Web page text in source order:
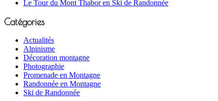
Le Tour du Mont Thabor en Ski de Randonnée
Catégories
Actualités
Alpinisme
Décoration montagne
Photographie
Promenade en Montagne
Randonnée en Montagne
Ski de Randonnée